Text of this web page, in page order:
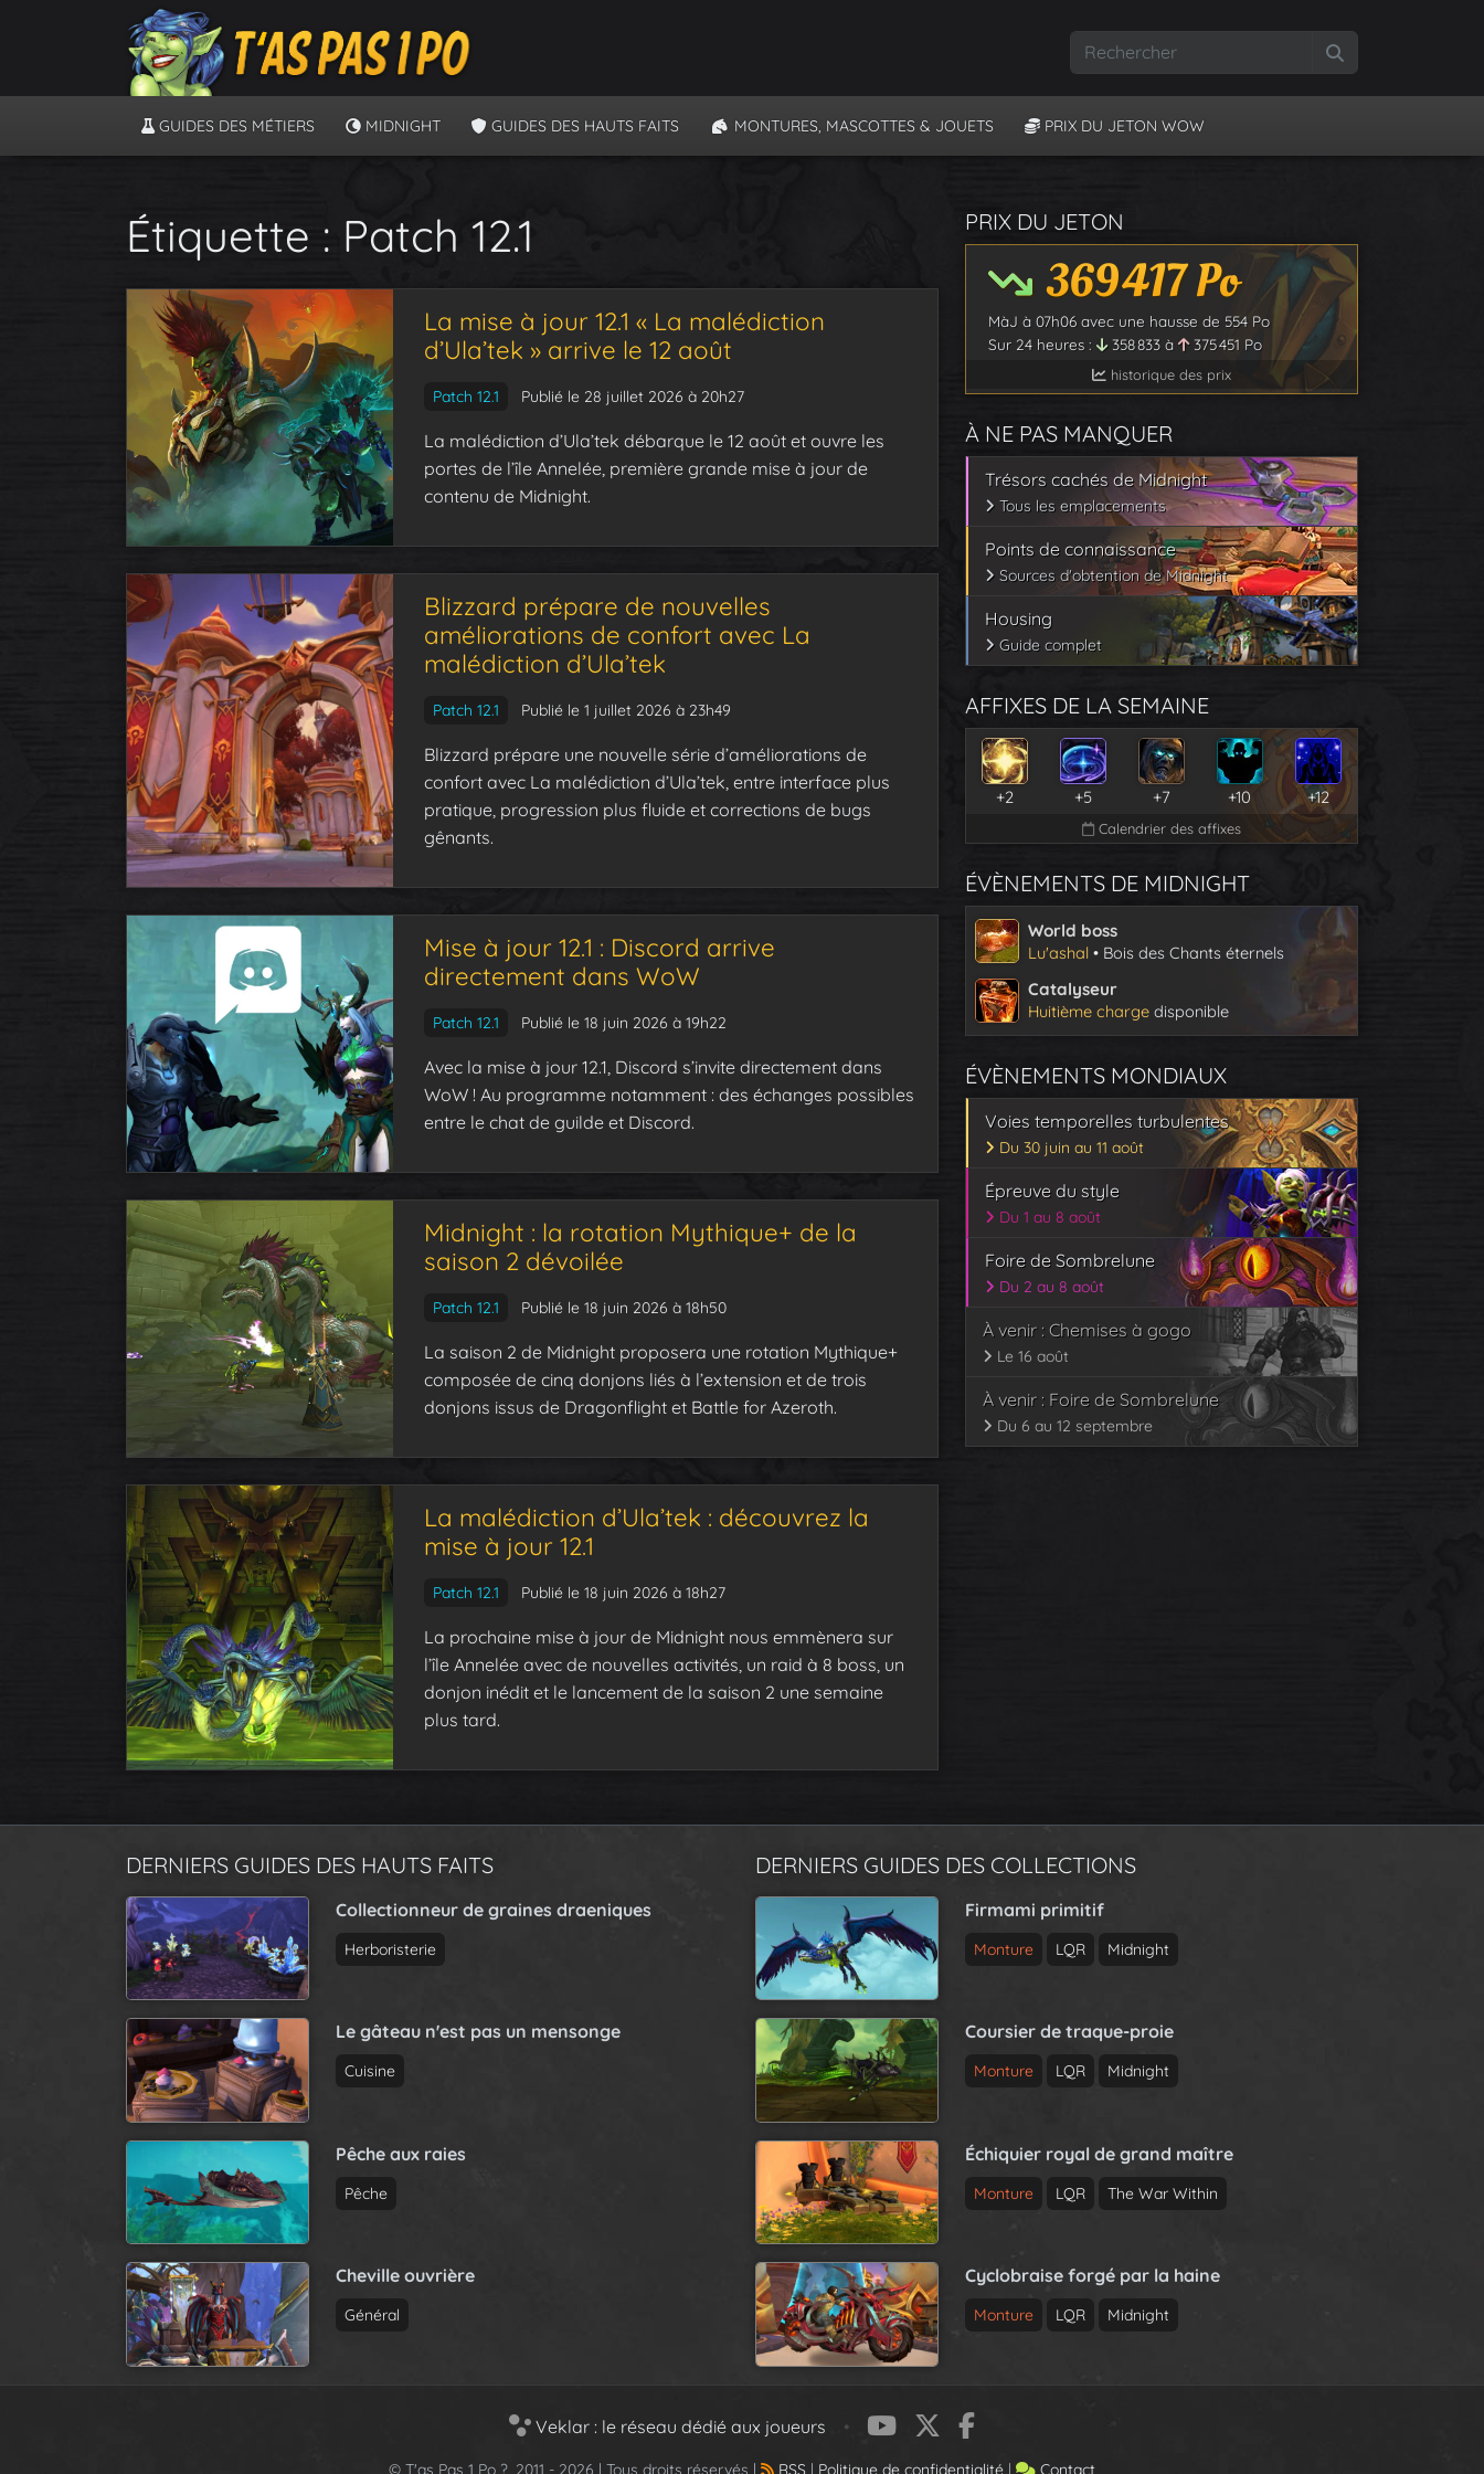
GUIDES DES MÉTIERS MIDNIGHT GUIDES DES HAUTS FAITS MONTURES, MASCOTTES & JOUETS PRIX DU JETON WOW
Étiquette : Patch 12.1
La mise à jour 12.1 « La malédiction
d’Ula’tek » arrive le 12 août
Patch 12.1 Publié le 28 juillet 2026 à 20h27
La malédiction d’Ula’tek débarque le 12 août et ouvre les
portes de l’île Annelée, première grande mise à jour de
contenu de Midnight.
Blizzard prépare de nouvelles
améliorations de confort avec La
malédiction d’Ula’tek
Patch 12.1 Publié le 1 juillet 2026 à 23h49
Blizzard prépare une nouvelle série d’améliorations de
confort avec La malédiction d’Ula’tek, entre interface plus
pratique, progression plus fluide et corrections de bugs
gênants.
Mise à jour 12.1 : Discord arrive
directement dans WoW
Patch 12.1 Publié le 18 juin 2026 à 19h22
Avec la mise à jour 12.1, Discord s’invite directement dans
WoW ! Au programme notamment : des échanges possibles
entre le chat de guilde et Discord.
Midnight : la rotation Mythique+ de la
saison 2 dévoilée
Patch 12.1 Publié le 18 juin 2026 à 18h50
La saison 2 de Midnight proposera une rotation Mythique+
composée de cinq donjons liés à l’extension et de trois
donjons issus de Dragonflight et Battle for Azeroth.
La malédiction d’Ula’tek : découvrez la
mise à jour 12.1
Patch 12.1 Publié le 18 juin 2026 à 18h27
La prochaine mise à jour de Midnight nous emmènera sur
l’île Annelée avec de nouvelles activités, un raid à 8 boss, un
donjon inédit et le lancement de la saison 2 une semaine
plus tard.
PRIX DU JETON
369 417Po
MàJ à 07h06 avec une hausse de 554 Po
Sur 24 heures :
358 833 à 375 451 Po
historique des prix
À NE PAS MANQUER
Trésors cachés de Midnight
Tous les emplacements
Points de connaissance
Sources d'obtention de Midnight
Housing
Guide complet
AFFIXES DE LA SEMAINE
+2 +5 +7 +10 +12
Calendrier des affixes
ÉVÈNEMENTS DE MIDNIGHT
World boss
Lu'ashal • Bois des Chants éternels
Catalyseur
Huitième charge disponible
ÉVÈNEMENTS MONDIAUX
Voies temporelles turbulentes
Du 30 juin au 11 août
Épreuve du style
Du 1 au 8 août
Foire de Sombrelune
Du 2 au 8 août
À venir : Chemises à gogo
Le 16 août
À venir : Foire de Sombrelune
Du 6 au 12 septembre
DERNIERS GUIDES DES HAUTS FAITS
Collectionneur de graines draeniques
Herboristerie
Le gâteau n'est pas un mensonge
Cuisine
Pêche aux raies
Pêche
Cheville ouvrière
Général
DERNIERS GUIDES DES COLLECTIONS
Firmami primitif
Monture LQR Midnight
Coursier de traque-proie
Monture LQR Midnight
Échiquier royal de grand maître
Monture LQR The War Within
Cyclobraise forgé par la haine
Monture LQR Midnight
Veklar : le réseau dédié aux joueurs •
© T'as Pas 1 Po ?, 2011 - 2026 | Tous droits réservés | RSS | Politique de confidentialité | Contact